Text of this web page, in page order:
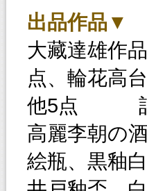
出品作品▼
大藏達雄作
点、輪花高
他5点 計
高麗李朝の
絵瓶、黒釉